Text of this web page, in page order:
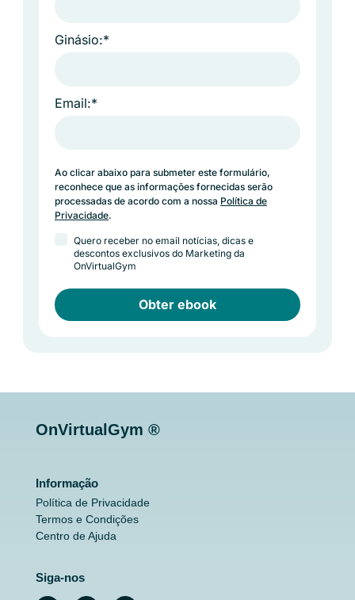
Ginásio:*
Email:*
Ao clicar abaixo para submeter este formulário,
reconhece que as informações fornecidas serão
processadas de acordo com a nossa Política de
Privacidade.
Quero receber no email notícias, dicas e
descontos exclusivos do Marketing da
OnVirtualGym
Obter ebook
OnVirtualGym ®
Informação
Política de Privacidade
Termos e Condições
Centro de Ajuda
Siga-nos